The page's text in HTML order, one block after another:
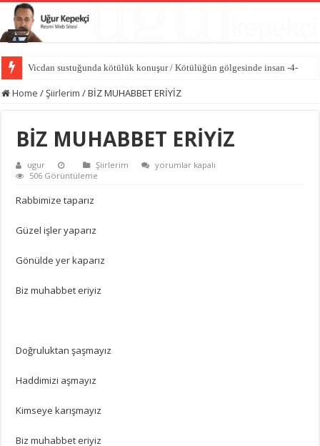
Vicdan sustuğunda kötülük konuşur / Kötülüğün gölgesinde insan -4-
Hasedin ilk cinayeti / Kötülüğün gölgesinde insan -3-
Home /Şiirlerim /BİZ MUHABBET ERİYİZ
BİZ MUHABBET ERİYİZ
ugur Şiirlerim
BİZ
yorumlar kapalı
506 Görüntüleme
Rabbimize taparız
Güzel işler yaparız
Gönülde yer kaparız
Biz muhabbet eriyiz
Doğruluktan şaşmayız
Haddimizi aşmayız
Kimseye karışmayız
Biz muhabbet eriyiz